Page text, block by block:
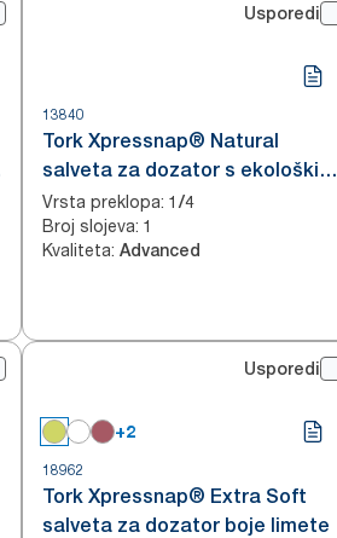
Usporedi
13840
Tork Xpressnap® Natural
salveta za dozator s ekološkim
uzorkom
Vrsta preklopa: 1/4
Broj slojeva: 1
Kvaliteta: Advanced
Usporedi
+2
18962
Tork Xpressnap® Extra Soft
salveta za dozator boje limete